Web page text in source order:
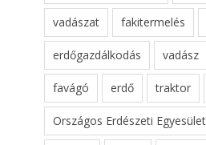
vadászat fakitermelés
erdőgazdálkodás vadász
favágó erdő traktor
Országos Erdészeti Egyesület